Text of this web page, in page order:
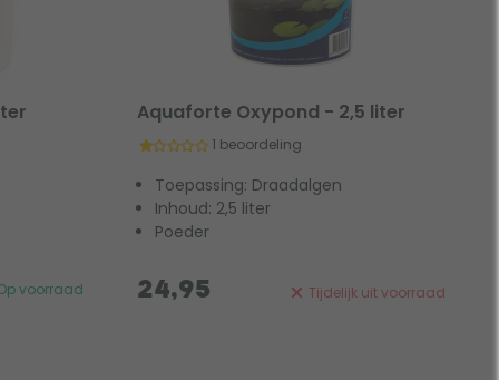
voorraad
Aquaforte Oxypond - 2,5 liter
1 beoordeling
Toepassing: Draadalgen
Inhoud: 2,5 liter
Poeder
Tijdelijk uit voorraad
24,95